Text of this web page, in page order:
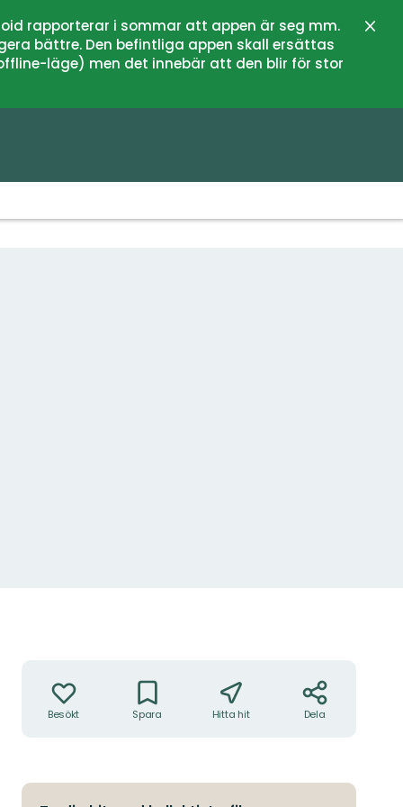
rapporterar i sommar att appen är seg mm.
bättre. Den befintliga appen skall ersättas
läge) men det innebär att den blir för stor
Besökt Spara Hitta hit Dela